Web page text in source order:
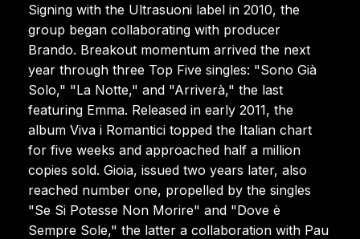
Signing with the Ultrasuoni label in 2010, the
group began collaborating with producer
Brando. Breakout momentum arrived the next
year through three Top Five singles: "Sono Già
Solo," "La Notte," and "Arriverà," the last
featuring Emma. Released in early 2011, the
album Viva i Romantici topped the Italian chart
for five weeks and approached half a million
copies sold. Gioia, issued two years later, also
reached number one, propelled by the singles
"Se Si Potesse Non Morire" and "Dove è
Sempre Sole," the latter a collaboration with Pau